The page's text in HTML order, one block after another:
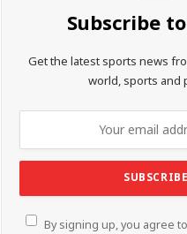
Subscribe
Get the latest sports news
world, sports and
By signing up, you agree